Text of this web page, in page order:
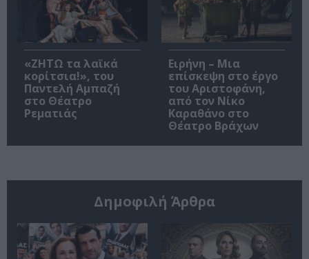
«ΖΗΤΩ τα λαϊκά
κορίτσια!», του
Παντελή Αμπαζή
στο Θέατρο
Ρεματιάς
Ειρήνη – Μια
επίσκεψη στο έργο
του Αριστοφάνη,
από τον Νίκο
Καραθάνο στο
Θέατρο Βράχων
Δημοφιλή Άρθρα